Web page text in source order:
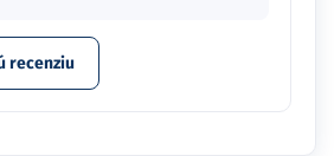
recenziu